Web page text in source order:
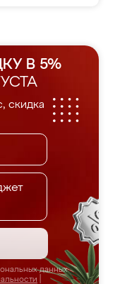
В 5%
скидка
данных